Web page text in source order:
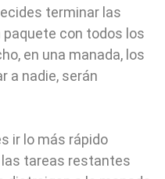
terminar las
con todos los
en una manada, los
a nadie, serán
ir lo más rápido
tareas restantes